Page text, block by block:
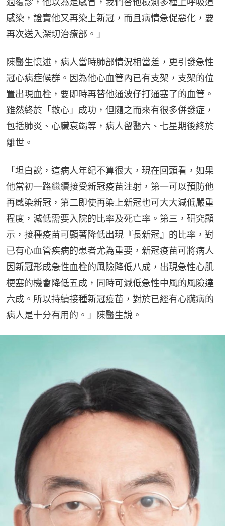
感染，證實他又再染上新冠，而且病情急促惡化，要
再次送入深切治療部。」
陳醫生憶述，病人當時肺部情況相當差，更引發急性
冠心病症候群。因為他心血管內已有支架，支架的位
置出現血栓，要即時再替他通波仔打通塞了的血管。
雖然終於「救心」成功，但隨之而來有很多併發症，
包括肺炎、心臟衰竭等，病人留醫六、七星期後終於
離世。
「坦白說，這病人年紀不算很大，現在回頭看，如果
他當初一路繼續接受新冠疫苗注射，第一可以預防他
再感染新冠，第二即使再染上新冠也可大大減低嚴重
程度，減低需要入院的比率及死亡率。第三，研究顯
示，接種疫苗可顯著降低出現『長新冠』的比率，對
已有心血管疾病的患者尤為重要，新冠疫苗可將病人
因新冠形成急性血栓的風險降低八成，出現急性心肌
梗塞的機會降低五成，同時可減低急性中風的風險達
六成。所以持續接種新冠疫苗，對於已經有心臟病的
病人是十分有用的。」陳醫生說。